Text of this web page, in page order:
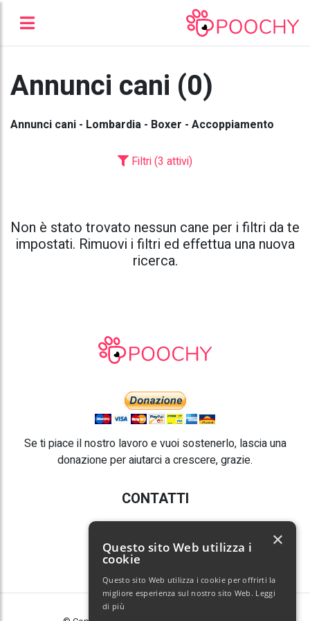
Annunci cani (0)
Annunci cani - Lombardia - Boxer - Accoppiamento
Filtri (3 attivi)
Non è stato trovato nessun cane per i filtri da te
impostati. Rimuovi i filtri ed effettua una nuova
ricerca.
Se ti piace il nostro lavoro e vuoi sostenerlo, lascia una
donazione per aiutarci a crescere, grazie.
CONTATTI
E-mail:info@poochy.it
Questo sito Web utilizza i
cookie
Questo sito Web utilizza i cookie per offrirti la
migliore esperienza sul nostro sito Web. Leggi
di più
×